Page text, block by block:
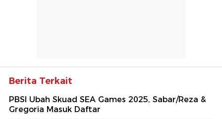
Berita Terkait
PBSI Ubah Skuad SEA Games 2025, Sabar/Reza &
Gregoria Masuk Daftar